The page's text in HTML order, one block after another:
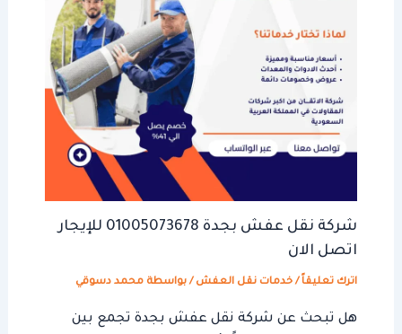
شركة نقل عفش بجدة 01005073678 للإيجار
اتصل الان
اترك تعليقاً /خدمات نقل العفش / بواسطة محمد دسوقي
هل تبحث عن شركة نقل عفش بجدة تجمع بين